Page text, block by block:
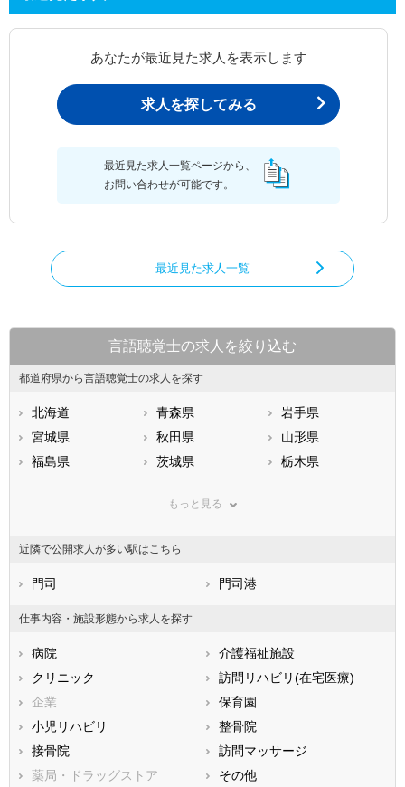
あなたが最近見た求人を表示します
求人を探してみる
最近見た求人一覧ページから、
お問い合わせが可能です。
最近見た求人一覧
言語聴覚士の求人を絞り込む
都道府県から言語聴覚士の求人を探す
北海道 青森県
岩手県
宮城県
秋田県
山形県
福島県
茨城県
栃木県
神奈川県
石川県
福井県
静岡県
鳥取県
岡山県
広島県
徳島県
香川県
福岡県
熊本県
宮崎県
鹿児島県
もっと見る
近隣で公開求人が多い駅はこちら
門司 門司港
仕事内容・施設形態から求人を探す
病院
介護福祉施設
クリニック
訪問リハビリ(在宅医療)
企業
保育園
小児リハビリ
整骨院
接骨院
訪問マッサージ
薬局・ドラッグストア
その他